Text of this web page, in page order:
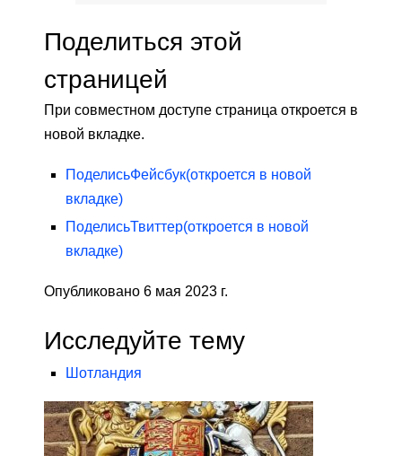
Поделиться этой
страницей
При совместном доступе страница откроется в
новой вкладке.
ПоделисьФейсбук(откроется в новой
вкладке)
ПоделисьТвиттер(откроется в новой
вкладке)
Опубликовано 6 мая 2023 г.
Исследуйте тему
Шотландия